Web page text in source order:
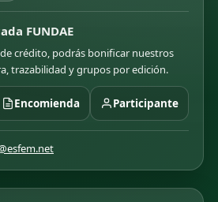
FUNDAE
crédito, podrás bonificar nuestros
trazabilidad y grupos por edición.
Encomienda Participante